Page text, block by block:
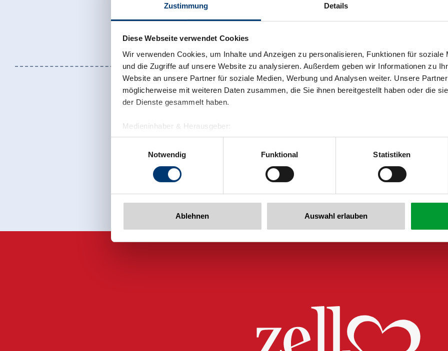
Zustimmung Details
Diese Webseite verwendet Cookies
Wir verwenden Cookies, um Inhalte und Anzeigen zu personalisieren, Funktionen für soziale
und die Zugriffe auf unsere Website zu analysieren. Außerdem geben wir Informationen zu
Website an unsere Partner für soziale Medien, Werbung und Analysen weiter. Unsere
möglicherweise mit weiteren Daten zusammen, die Sie ihnen bereitgestellt haben oder die
der Dienste gesammelt haben.
Medieninhaber & Herausgeber:
Zeller Bergbahnen Zillertal GmbH & Co KG
Rohr 23// A-6280 Zell am Ziller
www.zillertalarena.com
Notwendig
Funktional Statistiken
Ablehnen Auswahl erlauben
Zurück zur Übersicht
Jetzt für den newsletter anmelden!